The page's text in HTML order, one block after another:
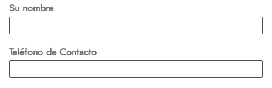
Su nombre
Teléfono de Contacto